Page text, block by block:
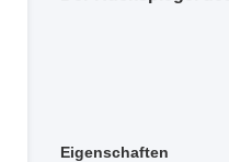
Eigenschaften